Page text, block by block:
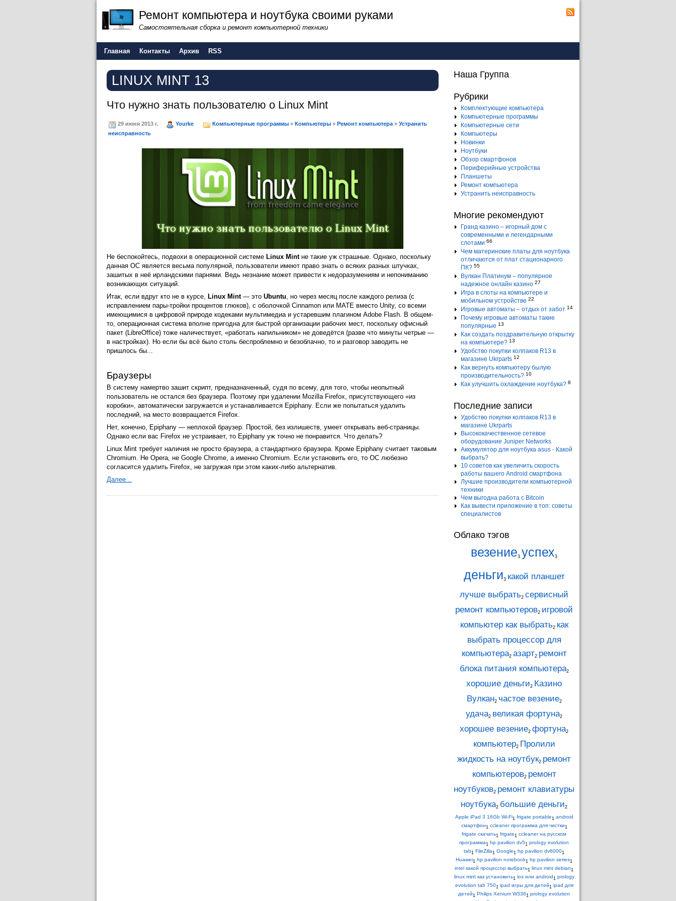
Ремонт компьютера и ноутбука своими руками
Самостоятельная сборка и ремонт компьютерной техники
Главная Контакты Архив RSS
LINUX MINT 13
Что нужно знать пользователю о Linux Mint
29 июня 2013 г. Yourke Компьютерные программы » Компьютеры » Ремонт компьютера » Устранить
неисправность
Не беспокойтесь, подвохи в операционной системе Linux Mintне такие уж страшные. Однако, поскольку
данная ОС является весьма популярной, пользователи имеют право знать о всяких разных штучках,
зашитых в неё ирландскими парнями. Ведь незнание может привести к недоразумениям и непониманию
возникающих ситуаций.
Итак, если вдруг кто не в курсе, Linux Mint— это Ubuntu, но через месяц после каждого релиза (с
исправлением пары-тройки процентов глюков), с оболочкой Cinnamon или MATE вместо Unity, со всеми
имеющимися в цифровой природе кодеками мультимедиа и устаревшим плагином Adobe Flash. В общем-
то, операционная система вполне пригодна для быстрой организации рабочих мест, поскольку офисный
пакет (LibreOffice) тоже наличествует, «работать напильником» не доведётся (разве что минуты четрые —
в настройках). Но если бы всё было столь беспроблемно и безоблачно, то и разговор заводить не
пришлось бы...
Браузеры
В систему намертво зашит скрипт, предназначенный, судя по всему, для того, чтобы неопытный
пользователь не остался без браузера. Поэтому при удалении Mozilla Firefox, присутствующего «из
коробки», автоматически загружается и устанавливается Epiphany. Если же попытаться удалить
последний, на место возвращается Firefox.
Нет, конечно, Epiphany — неплохой браузер. Простой, без излишеств, умеет открывать веб-страницы.
Однако если вас Firefox не устраивает, то Epiphany уж точно не понравится. Что делать?
Linux Mint требует наличия не просто браузера, а стандартного браузера. Кроме Epiphany считает таковым
Chromium. Не Opera, не Google Chrome, а именно Chromium. Если установить его, то ОС любезно
согласится удалить Firefox, не загружая при этом каких-либо альтернатив.
Далее...
Наша Группа
Рубрики
Комплектующие компьютера
Компьютерные программы
Компьютерные сети
Компьютеры
Новинки
Ноутбуки
Обзор смартфонов
Периферийные устройства
Планшеты
Ремонт компьютера
Устранить неисправность
Многие рекомендуют
Гранд казино – игорный дом с
современными и легендарными
слотами 66
Чем материнские платы для ноутбука
отличаются от плат стационарного
ПК? 55
Вулкан Платинум – популярное
надежное онлайн казино 27
Игра в слоты на компьютере и
мобильном устройстве 22
Игровые автоматы – отдых от забот 14
Почему игровые автоматы такие
популярные 13
Как создать поздравительную открытку
на компьютере? 13
Удобство покупки колпаков R13 в
магазине Ukrparts 12
Как вернуть компьютеру былую
производительность? 10
Как улучшить охлаждение ноутбука? 8
Последние записи
Удобство покупки колпаков R13 в
магазине Ukrparts
Высококачественное сетевое
оборудование Juniper Networks
Аккумулятор для ноутбука asus - Какой
выбрать?
10 советов как увеличить скорость
работы вашего Android смартфона
Лучшие производители компьютерной
техники
Чем выгодна работа с Bitcoin
Как вывести приложение в топ: советы
специалистов
Облако тэгов
везение3 успех3
деньги3 какой планшет
лучше выбрать2 сервисный
ремонт компьютеров2 игровой
компьютер как выбрать2 как
выбрать процессор для
компьютера2 азарт2 ремонт
блока питания компьютера2
хорошие деньги2 Казино
Вулкан2 частое везение2
удача2 великая фортуна2
хорошее везение2 фортуна2
компьютер2 Пролили
жидкость на ноутбук2 ремонт
компьютеров2 ремонт
ноутбуков2 ремонт клавиатуры
ноутбука2 большие деньги2
Apple iPad 3 16Gb Wi-Fi1 frigate portable1 android
смартфон1 ccleaner программа для чистки1
frigate скачать1 frigate1 ccleaner на русском
программа1 hp pavilion dv51 prology evolution
tab1 FileZilla1 Google1 hp pavilion dv60001
Huawei1 hp pavilion notebook1 hp pavilion series1
intel какой процессор выбрать1 linux mint debian1
linux mint как установить1 ios или android1 prology
evolution tab 7501 ipad игры для детей1 ipad для
детей1 Philips Xenium W3361 prology evolution